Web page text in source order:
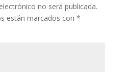
no será publicada.
están marcados con *